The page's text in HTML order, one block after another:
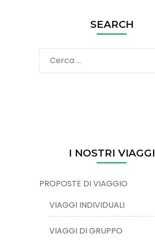
SEARCH
Ricerca
per:
I NOSTRI VIAGGI
PROPOSTE DI VIAGGIO
VIAGGI INDIVIDUALI
VIAGGI DI GRUPPO